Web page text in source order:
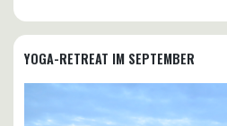
YOGA-RETREAT IM SEPTEMBER